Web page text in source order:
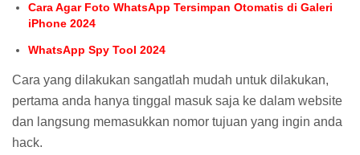
Cara Agar Foto WhatsApp Tersimpan Otomatis di Galeri
iPhone 2024
WhatsApp Spy Tool 2024
Cara yang dilakukan sangatlah mudah untuk dilakukan,
pertama anda hanya tinggal masuk saja ke dalam website
dan langsung memasukkan nomor tujuan yang ingin anda
hack.